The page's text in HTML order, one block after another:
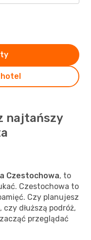
hotel
najtańszy
Czestochowa, to
Czestochowa to
Czy planujesz
dłuższą podróż,
przeglądać